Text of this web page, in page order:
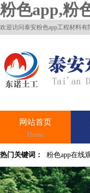
粉色app,粉
欢迎访问泰安粉色app工程材料有限
网站首页
Home
热门关键词： 粉色app在线